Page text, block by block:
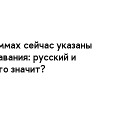
сейчас указаны
русский и
значит?